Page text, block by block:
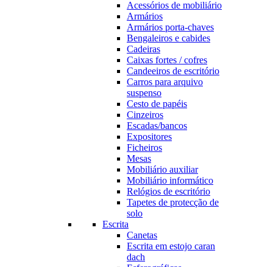
Acessórios de mobiliário
Armários
Armários porta-chaves
Bengaleiros e cabides
Cadeiras
Caixas fortes / cofres
Candeeiros de escritório
Carros para arquivo
suspenso
Cesto de papéis
Cinzeiros
Escadas/bancos
Expositores
Ficheiros
Mesas
Mobiliário auxiliar
Mobiliário informático
Relógios de escritório
Tapetes de protecção de
solo
Escrita
Canetas
Escrita em estojo caran
dach